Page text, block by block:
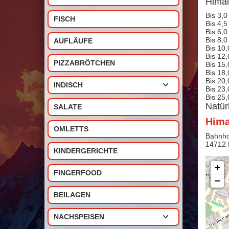
FISCH
AUFLÄUFE
PIZZABRÖTCHEN
INDISCH
SALATE
OMLETTS
KINDERGERICHTE
FINGERFOOD
BEILAGEN
NACHSPEISEN
Bis
Bis
Bis
Bis
Bis
Bis
Bis
Bis
Bis
Bis
Bis
14712
+
−